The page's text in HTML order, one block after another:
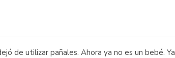
de utilizar pañales. Ahora ya no es un bebé. Ya